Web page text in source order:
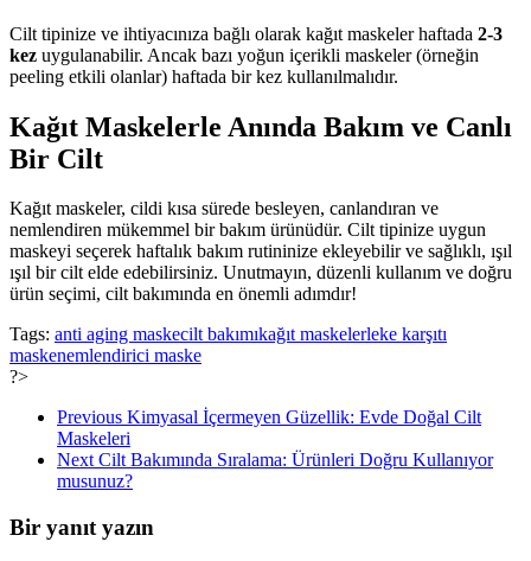
Cilt tipinize ve ihtiyacınıza bağlı olarak kağıt maskeler haftada 2-3
kez uygulanabilir. Ancak bazı yoğun içerikli maskeler (örneğin
peeling etkili olanlar) haftada bir kez kullanılmalıdır.
Kağıt Maskelerle Anında Bakım ve Canlı
Bir Cilt
Kağıt maskeler, cildi kısa sürede besleyen, canlandıran ve
nemlendiren mükemmel bir bakım ürünüdür. Cilt tipinize uygun
maskeyi seçerek haftalık bakım rutininize ekleyebilir ve sağlıklı, ışıl
ışıl bir cilt elde edebilirsiniz. Unutmayın, düzenli kullanım ve doğru
ürün seçimi, cilt bakımında en önemli adımdır!
Tags: anti aging maskecilt bakımıkağıt maskelerleke karşıtı
maskenemlendirici maske
?>
Previous Kimyasal İçermeyen Güzellik: Evde Doğal Cilt
Maskeleri
Next Cilt Bakımında Sıralama: Ürünleri Doğru Kullanıyor
musunuz?
Bir yanıt yazın